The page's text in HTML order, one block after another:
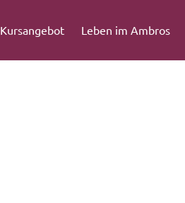
Kursangebot Leben im Ambros